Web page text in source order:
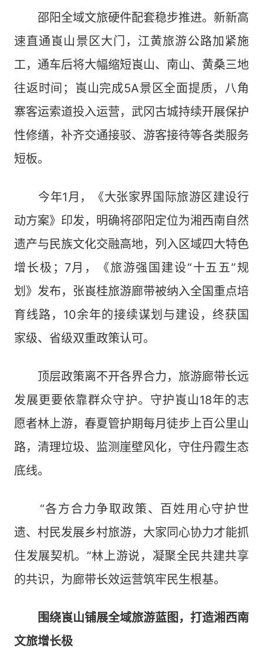
邵阳全域文旅硬件配套稳步推进。新新高
速直通崀山景区大门，江黄旅游公路加紧施
工，通车后将大幅缩短崀山、南山、黄桑三地
往返时间；崀山完成5A景区全面提质，八角
寨客运索道投入运营，武冈古城持续开展保护
性修缮，补齐交通接驳、游客接待等各类服务
短板。
今年1月，《大张家界国际旅游区建设行
动方案》印发，明确将邵阳定位为湘西南自然
遗产与民族文化交融高地，列入区域四大特色
增长极；7月，《旅游强国建设“十五五”规
划》发布，张崀桂旅游廊带被纳入全国重点培
育线路，10余年的接续谋划与建设，终获国
家级、省级双重政策认可。
顶层政策离不开各界合力，旅游廊带长远
发展更要依靠群众守护。守护崀山18年的志
愿者林上游，春夏管护期每月徒步上百公里山
路，清理垃圾、监测崖壁风化，守住丹霞生态
底线。
“各方合力争取政策、百姓用心守护世
遗、村民发展乡村旅游，大家同心协力才能抓
住发展契机。”林上游说，凝聚全民共建共享
的共识，为廊带长效运营筑牢民生根基。
围绕崀山铺展全域旅游蓝图，打造湘西南
文旅增长极